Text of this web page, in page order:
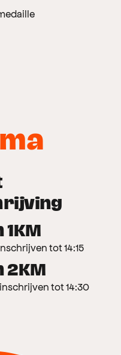
1KM
tot 14:15
2KM
tot 14:30